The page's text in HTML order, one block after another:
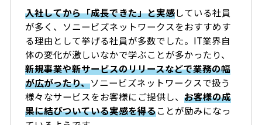
入社してから「成長できた」と実感している社員
が多く、ソニービズネットワークスをおすすめす
る理由として挙げる社員が多数でした。IT業界自
体の変化が激しいなかで学ぶことが多かったり、
新規事業や新サービスのリリースなどで業務の幅
が広がったり、ソニービズネットワークスで扱う
様々なサービスをお客様にご提供し、 お客様の成
果に結びついている実感を得ることが励みになっ